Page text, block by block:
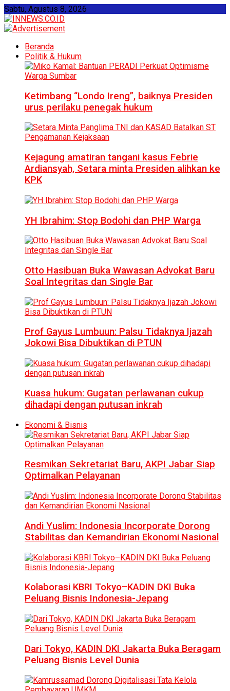
Sabtu, Agustus 8, 2026
Beranda
Politik & Hukum
Ketimbang “Londo Ireng”, baiknya Presiden
urus perilaku penegak hukum
Kejagung amatiran tangani kasus Febrie
Ardiansyah, Setara minta Presiden alihkan ke
KPK
YH Ibrahim: Stop Bodohi dan PHP Warga
Otto Hasibuan Buka Wawasan Advokat Baru
Soal Integritas dan Single Bar
Prof Gayus Lumbuun: Palsu Tidaknya Ijazah
Jokowi Bisa Dibuktikan di PTUN
Kuasa hukum: Gugatan perlawanan cukup
dihadapi dengan putusan inkrah
Ekonomi & Bisnis
Resmikan Sekretariat Baru, AKPI Jabar Siap
Optimalkan Pelayanan
Andi Yuslim: Indonesia Incorporate Dorong
Stabilitas dan Kemandirian Ekonomi Nasional
Kolaborasi KBRI Tokyo–KADIN DKI Buka
Peluang Bisnis Indonesia-Jepang
Dari Tokyo, KADIN DKI Jakarta Buka Beragam
Peluang Bisnis Level Dunia